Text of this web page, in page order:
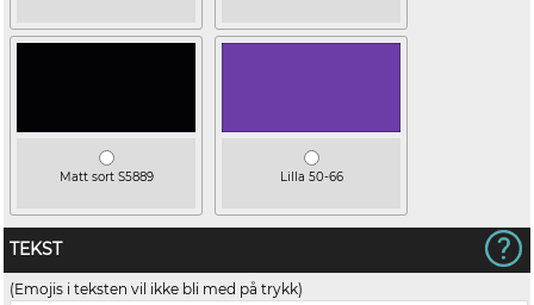
Matt sort S5889 Lilla 50-66
TEKST
(Emojis i teksten vil ikke bli med på trykk)